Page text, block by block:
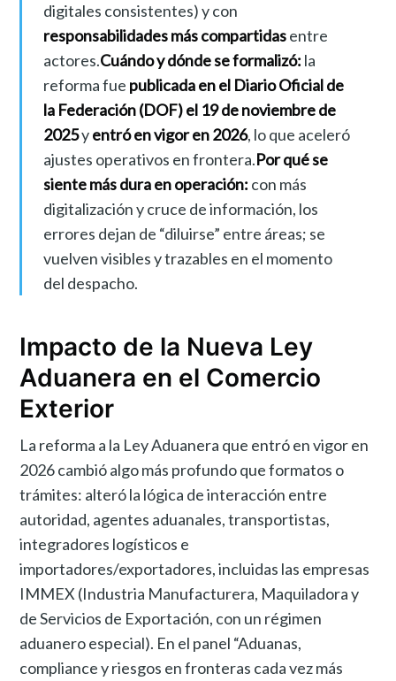
digitales consistentes) y con
responsabilidades más compartidasentre
actores.Cuándo y dónde se formalizó: la
reforma fue publicada en el Diario Oficial de
la Federación (DOF) el 19 de noviembre de
2025yentró en vigor en 2026, lo que aceleró
ajustes operativos en frontera.Por qué se
siente más dura en operación: con más
digitalización y cruce de información, los
errores dejan de “diluirse” entre áreas; se
vuelven visibles y trazables en el momento
del despacho.
Impacto de la Nueva Ley
Aduanera en el Comercio
Exterior
La reforma a la Ley Aduanera que entró en vigor en
2026 cambió algo más profundo que formatos o
trámites: alteró la lógica de interacción entre
autoridad, agentes aduanales, transportistas,
integradores logísticos e
importadores/exportadores, incluidas las empresas
IMMEX (Industria Manufacturera, Maquiladora y
de Servicios de Exportación, con un régimen
aduanero especial). En el panel “Aduanas,
compliance y riesgos en fronteras cada vez más